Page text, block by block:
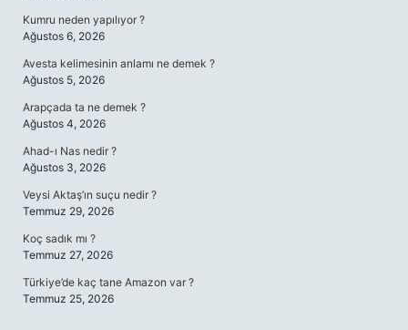
Kumru neden yapılıyor ?
Ağustos 6, 2026
Avesta kelimesinin anlamı ne demek ?
Ağustos 5, 2026
Arapçada ta ne demek ?
Ağustos 4, 2026
Ahad-ı Nas nedir ?
Ağustos 3, 2026
Veysi Aktaş’ın suçu nedir ?
Temmuz 29, 2026
Koç sadık mı ?
Temmuz 27, 2026
Türkiye’de kaç tane Amazon var ?
Temmuz 25, 2026